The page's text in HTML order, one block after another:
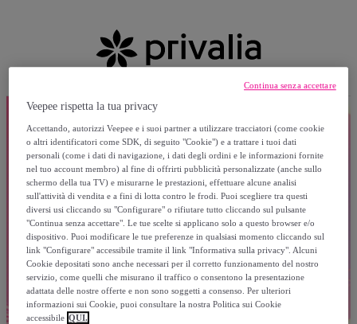
Veepee rispetta la tua privacy
Accettando, autorizzi Veepee e i suoi partner a utilizzare tracciatori (come cookie
o altri identificatori come SDK, di seguito "Cookie") e a trattare i tuoi dati
personali (come i dati di navigazione, i dati degli ordini e le informazioni fornite
nel tuo account membro) al fine di offrirti pubblicità personalizzate (anche sullo
schermo della tua TV) e misurarne le prestazioni, effettuare alcune analisi
sull'attività di vendita e a fini di lotta contro le frodi. Puoi scegliere tra questi
diversi usi cliccando su "Configurare" o rifiutare tutto cliccando sul pulsante
"Continua senza accettare". Le tue scelte si applicano solo a questo browser e/o
dispositivo. Puoi modificare le tue preferenze in qualsiasi momento cliccando sul
link "Configurare" accessibile tramite il link "Informativa sulla privacy". Alcuni
Cookie depositati sono anche necessari per il corretto funzionamento del nostro
servizio, come quelli che misurano il traffico o consentono la presentazione
adattata delle nostre offerte e non sono soggetti a consenso. Per ulteriori
informazioni sui Cookie, puoi consultare la nostra Politica sui Cookie
accessibile QUI.
Continua senza accettare